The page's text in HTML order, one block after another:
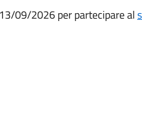
09/2026 per partecipare al